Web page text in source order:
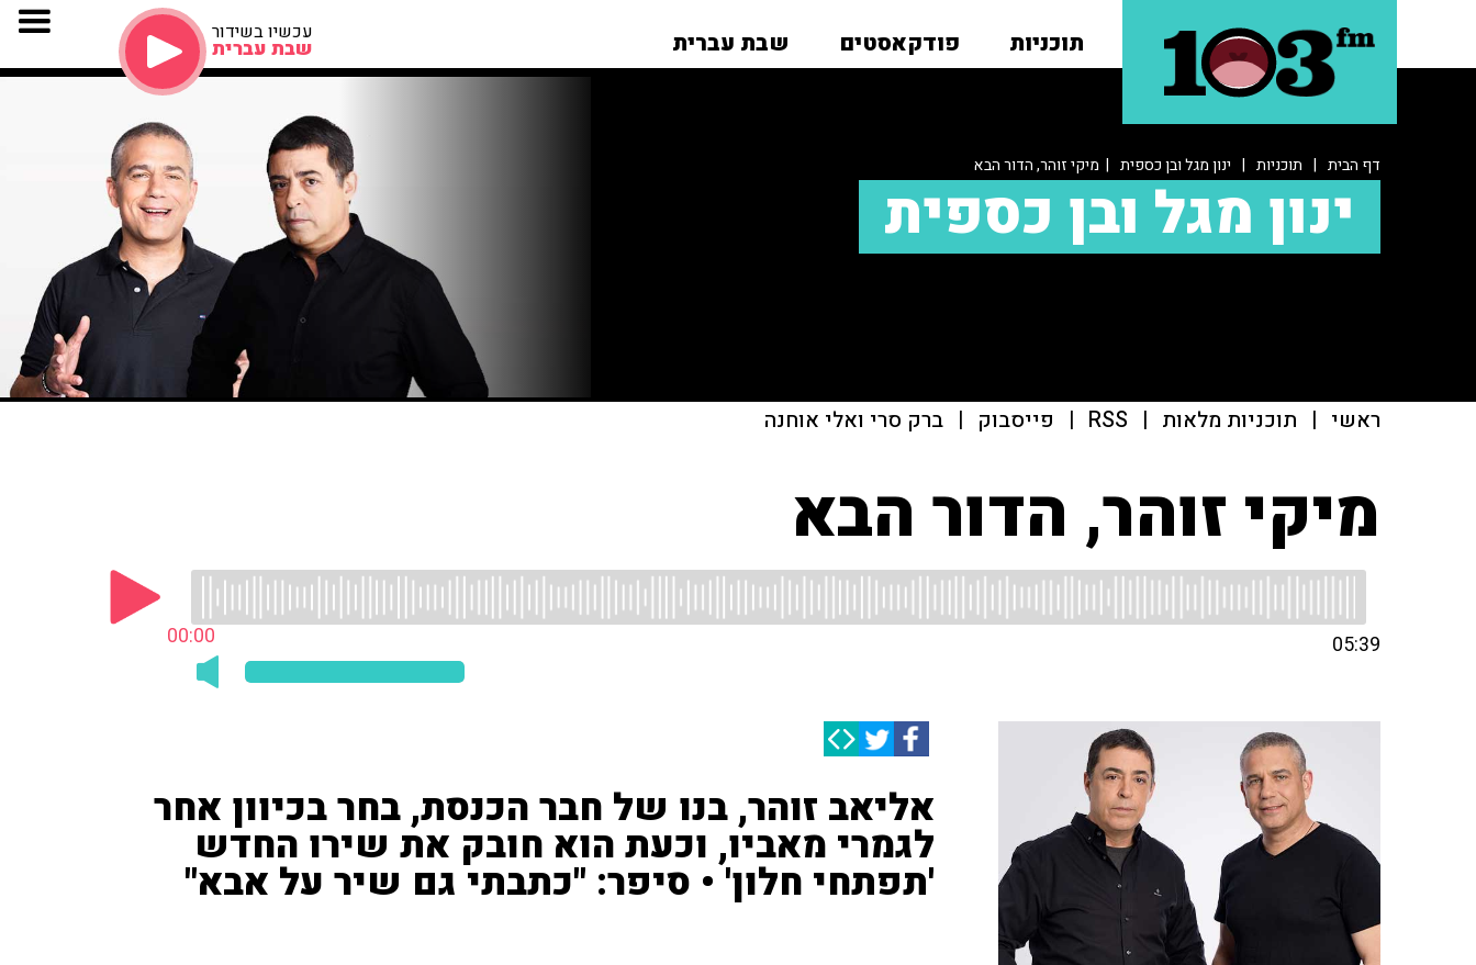
תוכניות פודקאסטים שבת עברית עכשיו בשידור
שבת עברית
דף הבית | תוכניות | ינון מגל ובן כספית | מיקי זוהר, הדור הבא
ינון מגל ובן כספית
ראשי | תוכניות מלאות |
RSS
| פייסבוק | ברק סרי ואלי אוחנה
מיקי זוהר, הדור הבא
00:00 05:39
אליאב זוהר, בנו של חבר הכנסת, בחר בכיוון אחר
לגמרי מאביו, וכעת הוא חובק את שירו החדש
'תפתחי חלון' • סיפר: "כתבתי גם שיר על אבא"